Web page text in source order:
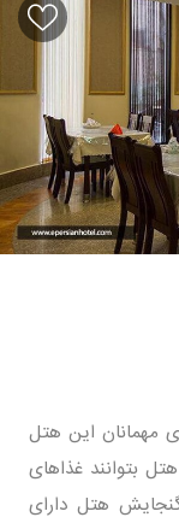
مهمانان این هتل
بتوانند غذاهای
هتل دارای